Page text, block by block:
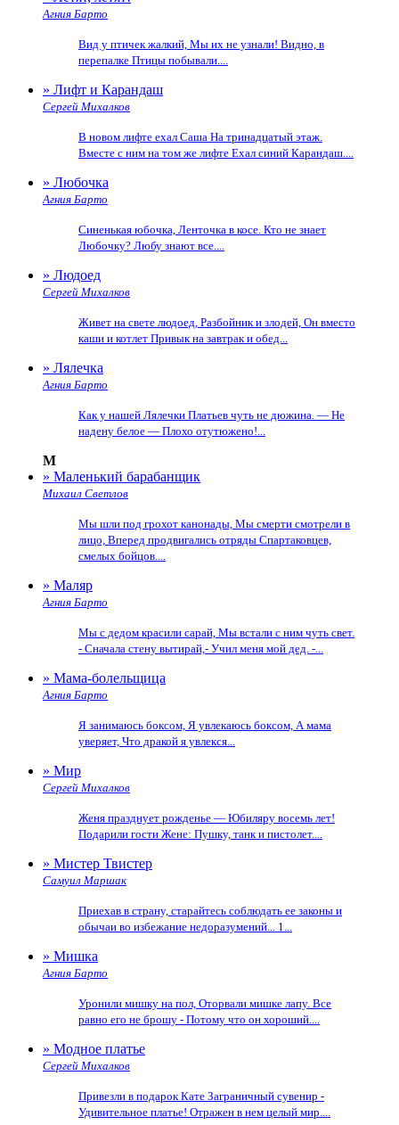
Агния Барто
Вид у птичек жалкий, Мы их не узнали! Видно, в
перепалке Птицы побывали....
» Лифт и Карандаш
Сергей Михалков
В новом лифте ехал Саша На тринадцатый этаж.
Вместе с ним на том же лифте Ехал синий Карандаш....
» Любочка
Агния Барто
Синенькая юбочка, Ленточка в косе. Кто не знает
Любочку? Любу знают все....
» Людоед
Сергей Михалков
Живет на свете людоед, Разбойник и злодей, Он вместо
каши и котлет Привык на завтрак и обед...
» Лялечка
Агния Барто
Как у нашей Лялечки Платьев чуть не дюжина. — Не
надену белое — Плохо отутюжено!...
М
» Маленький барабанщик
Михаил Светлов
Мы шли под грохот канонады, Мы смерти смотрели в
лицо, Вперед продвигались отряды Спартаковцев,
смелых бойцов....
» Маляр
Агния Барто
Мы с дедом красили сарай, Мы встали с ним чуть свет.
- Сначала стену вытирай,- Учил меня мой дед. -...
» Мама-болельщица
Агния Барто
Я занимаюсь боксом, Я увлекаюсь боксом, А мама
уверяет, Что дракой я увлекся...
» Мир
Сергей Михалков
Женя празднует рожденье — Юбиляру восемь лет!
Подарили гости Жене: Пушку, танк и пистолет....
» Мистер Твистер
Самуил Маршак
Приехав в страну, старайтесь соблюдать ее законы и
обычаи во избежание недоразумений... 1...
» Мишка
Агния Барто
Уронили мишку на пол, Оторвали мишке лапу. Все
равно его не брошу - Потому что он хороший....
» Модное платье
Сергей Михалков
Привезли в подарок Кате Заграничный сувенир -
Удивительное платье! Отражен в нем целый мир....